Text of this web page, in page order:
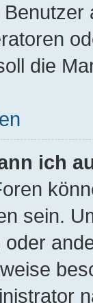
die
ich
sein.
oder